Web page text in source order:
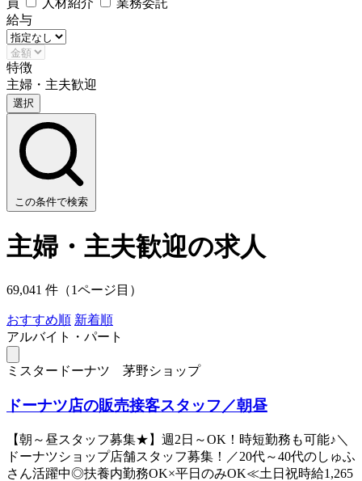
員
人材紹介
業務委託
給与
特徴
主婦・主夫歓迎
選択
この条件で検索
主婦・主夫歓迎の求人
69,041 件（1ページ目）
おすすめ順 新着順
アルバイト・パート
ミスタードーナツ 茅野ショップ
ドーナツ店の販売接客スタッフ／朝昼
【朝～昼スタッフ募集★】週2日～OK！時短勤務も可能♪＼
ドーナツショップ店舗スタッフ募集！／20代～40代のしゅふ
さん活躍中◎扶養内勤務OK×平日のみOK≪土日祝時給1,265